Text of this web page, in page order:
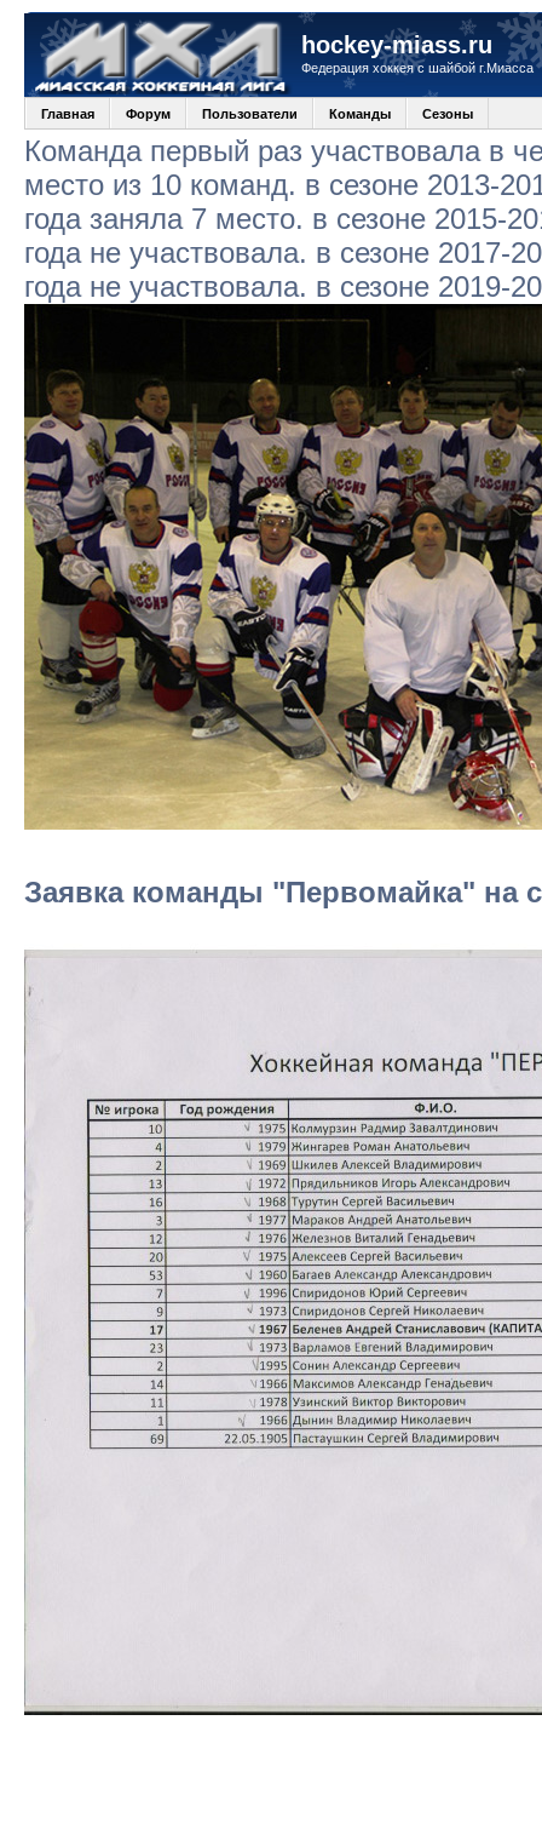
hockey-miass.ru
Федерация хоккея с шайбой г.Миасса
Главная Форум Пользователи Команды Сезоны
Команда первый раз участвовала в
место из 10 команд. в сезоне 2013-
года заняла 7 место. в сезоне 2015-
года не участвовала. в сезоне 2017-
года не участвовала. в сезоне 2019-
Заявка команды "Первомайка" на